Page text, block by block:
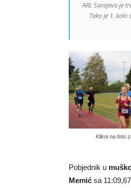
ARL Sarajevo je
Tako je 1.
Klikni na foto
Pobjednik u
Memić sa